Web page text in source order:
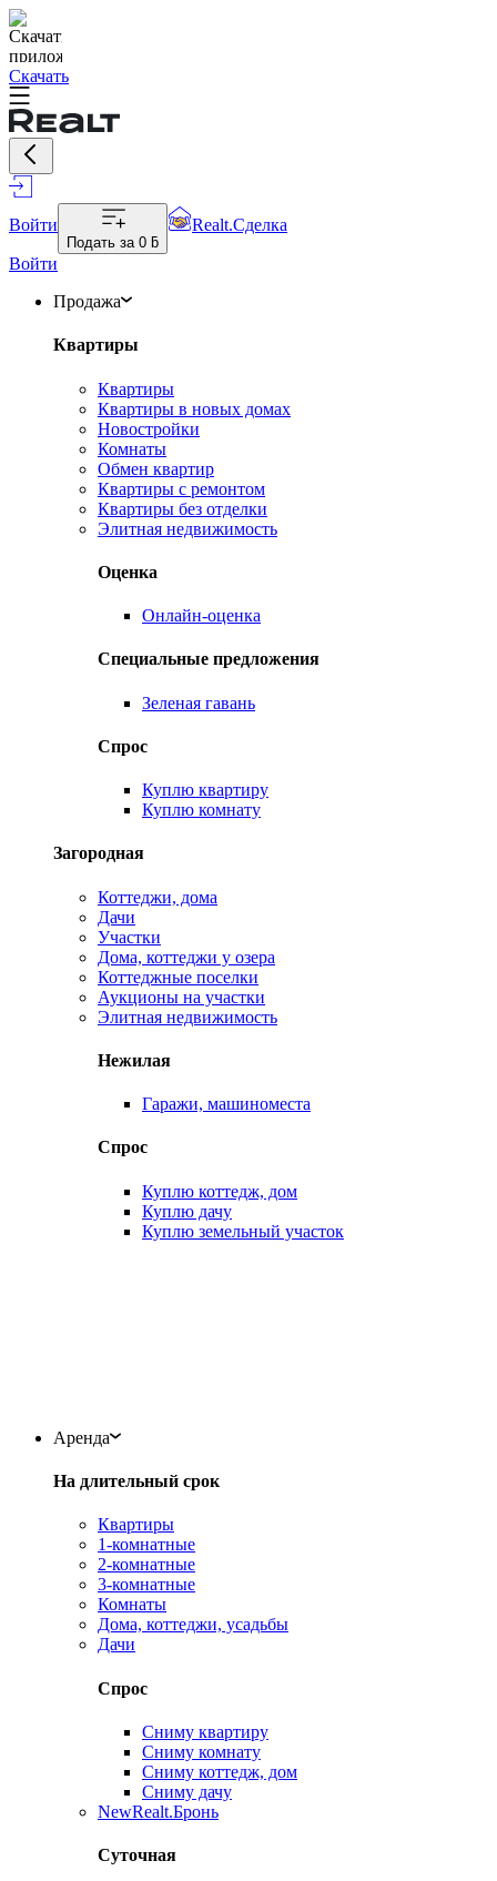
Скачать
Войти
Подать за 0 ƃ
Realt.Сделка
Войти
Продажа
Квартиры
Квартиры
Квартиры в новых домах
Новостройки
Комнаты
Обмен квартир
Квартиры с ремонтом
Квартиры без отделки
Элитная недвижимость
Оценка
Онлайн-оценка
Специальные предложения
Зеленая гавань
Спрос
Куплю квартиру
Куплю комнату
Загородная
Коттеджи, дома
Дачи
Участки
Дома, коттеджи у озера
Коттеджные поселки
Аукционы на участки
Элитная недвижимость
Нежилая
Гаражи, машиноместа
Спрос
Куплю коттедж, дом
Куплю дачу
Куплю земельный участок
Аренда
На длительный срок
Квартиры
1-комнатные
2-комнатные
3-комнатные
Комнаты
Дома, коттеджи, усадьбы
Дачи
Спрос
Сниму квартиру
Сниму комнату
Сниму коттедж, дом
Сниму дачу
NewRealt.Бронь
Суточная